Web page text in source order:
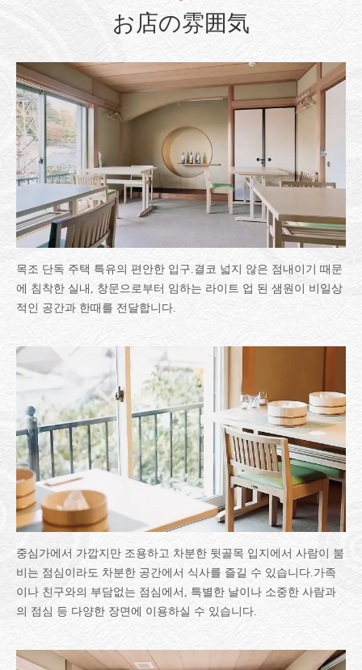
お店の雰囲気
목조 단독 주택 특유의 편안한 입구.결코 넓지 않은 점내이기 때문
에 침착한 실내, 창문으로부터 임하는 라이트 업 된 샘원이 비일상
적인 공간과 한때를 전달합니다.
중심가에서 가깝지만 조용하고 차분한 뒷골목 입지에서 사람이 붐
비는 점심이라도 차분한 공간에서 식사를 즐길 수 있습니다.가족
이나 친구와의 부담없는 점심에서, 특별한 날이나 소중한 사람과
의 점심 등 다양한 장면에 이용하실 수 있습니다.